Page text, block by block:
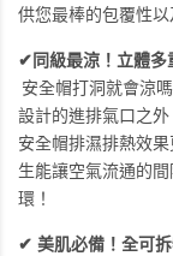
供您最棒的包覆性以
✔同級最涼！立體多
安全帽打洞就會涼
設計的進排氣口之
安全帽排濕排熱效
生能讓空氣流通的
環！
✔ 美肌必備！全可